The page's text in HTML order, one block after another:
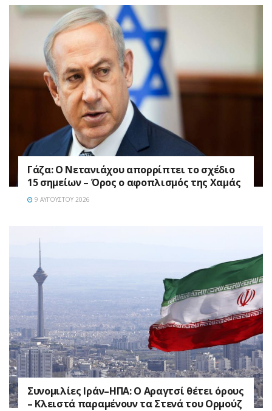
Γάζα: Ο Νετανιάχου απορρίπτει το σχέδιο
15 σημείων – Όρος ο αφοπλισμός της Χαμάς
9 ΑΥΓΟΎΣΤΟΥ 2026
Συνομιλίες Ιράν–ΗΠΑ: Ο Αραγτσί θέτει όρους
– Κλειστά παραμένουν τα Στενά του Ορμούζ